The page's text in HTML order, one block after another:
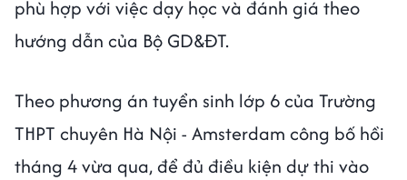
phù hợp với việc dạy học và đánh giá theo
hướng dẫn của Bộ GD&ĐT.
Theo phương án tuyển sinh lớp 6 của Trường
THPT chuyên Hà Nội - Amsterdam công bố hồi
tháng 4 vừa qua, để đủ điều kiện dự thi vào